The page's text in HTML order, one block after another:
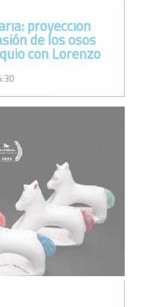
proyección
de los osos
con Lorenzo